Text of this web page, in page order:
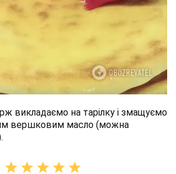
викладаємо на тарілку і змащуємо
вершковим масло (можна